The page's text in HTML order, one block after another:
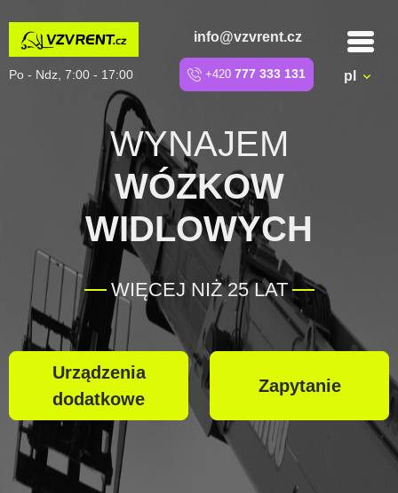
info@vzvrent.cz
Po - Ndz, 7:00 - 17:00 +420 777 333 131 pl
WYNAJEM
WÓZKOW
WIDLOWYCH
WIĘCEJ NIŻ 25 LAT
Urządzenia
dodatkowe
Zapytanie